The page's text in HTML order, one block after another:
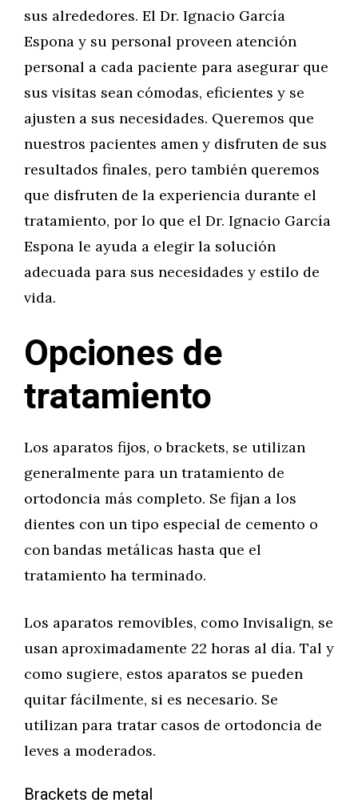
sus alrededores. El Dr. Ignacio García
Espona y su personal proveen atención
personal a cada paciente para asegurar que
sus visitas sean cómodas, eficientes y se
ajusten a sus necesidades. Queremos que
nuestros pacientes amen y disfruten de sus
resultados finales, pero también queremos
que disfruten de la experiencia durante el
tratamiento, por lo que el Dr. Ignacio García
Espona le ayuda a elegir la solución
adecuada para sus necesidades y estilo de
vida.
Opciones de
tratamiento
Los aparatos fijos, o brackets, se utilizan
generalmente para un tratamiento de
ortodoncia más completo. Se fijan a los
dientes con un tipo especial de cemento o
con bandas metálicas hasta que el
tratamiento ha terminado.
Los aparatos removibles, como Invisalign, se
usan aproximadamente 22 horas al día. Tal y
como sugiere, estos aparatos se pueden
quitar fácilmente, si es necesario. Se
utilizan para tratar casos de ortodoncia de
leves a moderados.
Brackets de metal